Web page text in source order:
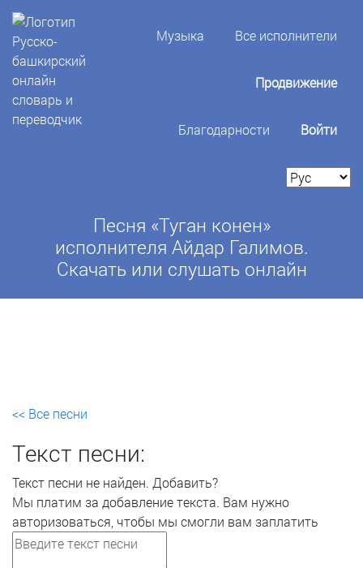
Музыка Все исполнители
Продвижение
Благодарности Войти
Песня «Туган конен»
исполнителя Айдар Галимов.
Скачать или слушать онлайн
<< Все песни
Текст песни:
Текст песни не найден. Добавить?
Мы платим за добавление текста. Вам нужно
авторизоваться, чтобы мы смогли вам заплатить